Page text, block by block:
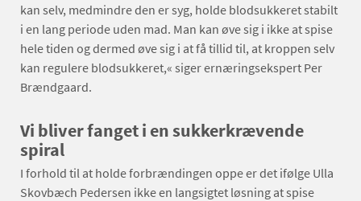
kan selv, medmindre den er syg, holde blodsukkeret stabilt
i en lang periode uden mad. Man kan øve sig i ikke at spise
hele tiden og dermed øve sig i at få tillid til, at kroppen selv
kan regulere blodsukkeret,« siger ernæringsekspert Per
Brændgaard.
Vi bliver fanget i en sukkerkrævende
spiral
I forhold til at holde forbrændingen oppe er det ifølge Ulla
Skovbæch Pedersen ikke en langsigtet løsning at spise